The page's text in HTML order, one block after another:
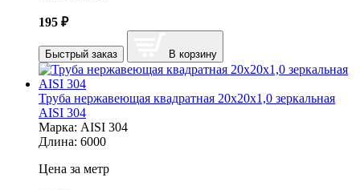
195 ₽
Быстрый заказ В корзину
Труба нержавеющая квадратная 20х20х1,0 зеркальная
AISI 304
Марка: AISI 304
Длина: 6000
Цена за метр